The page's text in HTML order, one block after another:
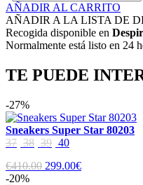
AÑADIR AL CARRITO
AÑADIR A LA LISTA DE
Recogida disponible en
Normalmente está listo en 24
TE PUEDE
-27%
Sneakers Super Star 80203
37 38 39 40
€410.00 299.00€
-20%